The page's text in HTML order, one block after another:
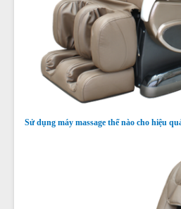
Sử dụng máy massage thế nào cho hiệu